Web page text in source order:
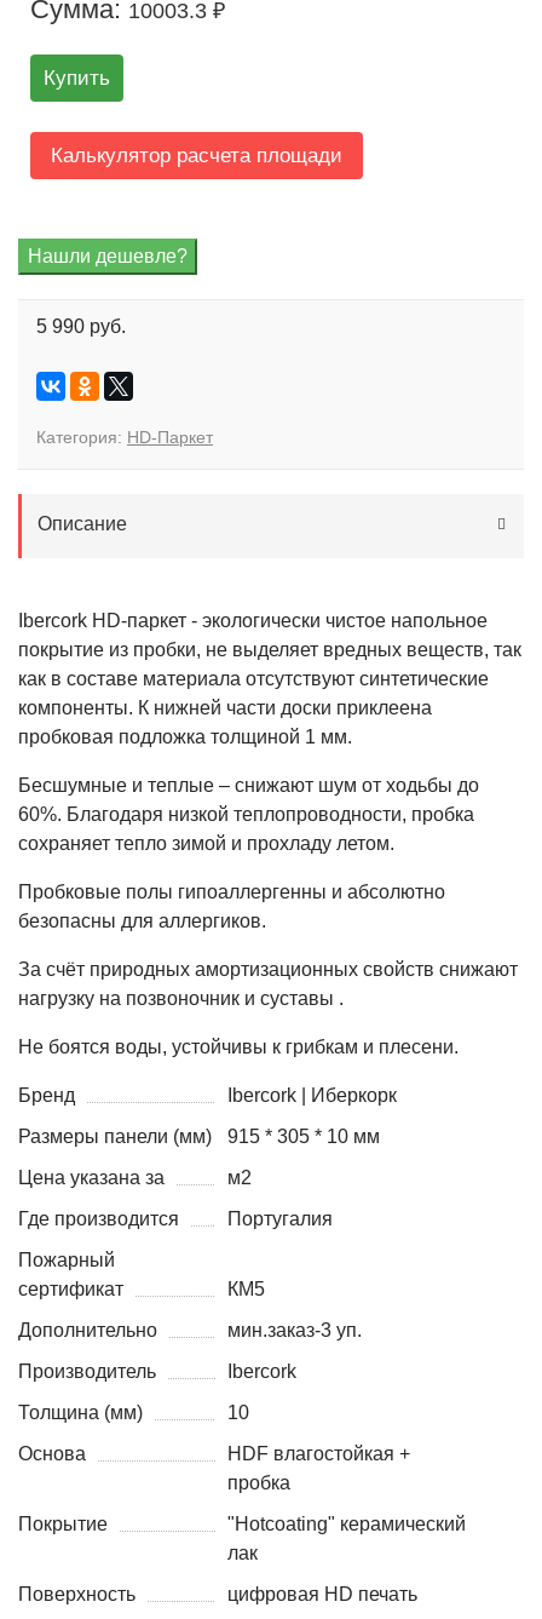
Сумма: 10003.3 ₽
Купить
Калькулятор расчета площади
5 990 руб.
Категория: HD-Паркет
Описание
Ibercork HD-паркет - экологически чистое напольное
покрытие из пробки, не выделяет вредных веществ, так
как в составе материала отсутствуют синтетические
компоненты. К нижней части доски приклеена
пробковая подложка толщиной 1 мм.
Бесшумные и теплые – снижают шум от ходьбы до
60%. Благодаря низкой теплопроводности, пробка
сохраняет тепло зимой и прохладу летом.
Пробковые полы гипоаллергенны и абсолютно
безопасны для аллергиков.
За счёт природных амортизационных свойств снижают
нагрузку на позвоночник и суставы .
Не боятся воды, устойчивы к грибкам и плесени.
Бренд
Ibercork | Иберкорк
Размеры панели (мм)
915 * 305 * 10 мм
Цена указана за
м2
Где производится
Португалия
Пожарный
сертификат
КМ5
Дополнительно
мин.заказ-3 уп.
Производитель
Ibercork
Толщина (мм)
10
Основа
HDF влагостойкая +
пробка
Покрытие
"Hotcoating" керамический
лак
Поверхность
цифровая HD печать